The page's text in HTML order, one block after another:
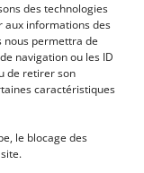
des technologies
aux informations des
nous permettra de
navigation ou les ID
de retirer son
caractéristiques
le blocage des
pour ce
.